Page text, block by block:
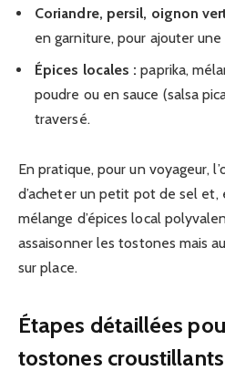
Coriandre, persil, oignon
en garniture, pour ajouter
Épices locales : paprika,
poudre ou en sauce (salsa
traversé.
En pratique, pour un voyageur,
d’acheter un petit pot de sel
mélange d’épices local
assaisonner les tostones mais
sur place.
Étapes détaillées
tostones